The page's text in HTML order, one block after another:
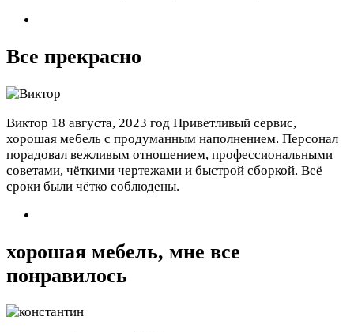
Все прекрасно
Виктор 18 августа, 2023 год Приветливый сервис,
хорошая мебель с продуманным наполнением. Персонал
порадовал вежливым отношением, профессиональными
советами, чёткими чертежами и быстрой сборкой. Всё
сроки были чётко соблюдены.
хорошая мебель, мне все
понравилось